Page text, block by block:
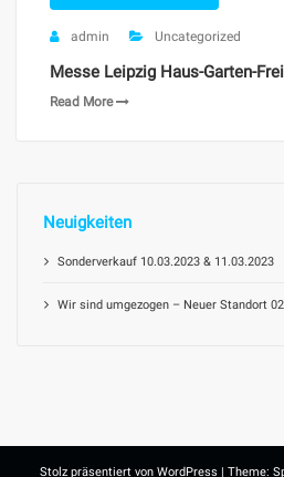
admin Uncategorized
Messe Leipzig Haus-Garten-
Read More
Neuigkeiten
Sonderverkauf 10.03.2023 & 11.03.2023
Wir sind umgezogen – Neuer Standort
Stolz präsentiert von WordPress | Theme: